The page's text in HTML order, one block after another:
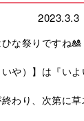
2023.3.3
な祭りですね🎎
や）】は『いよ
終わり、次第に